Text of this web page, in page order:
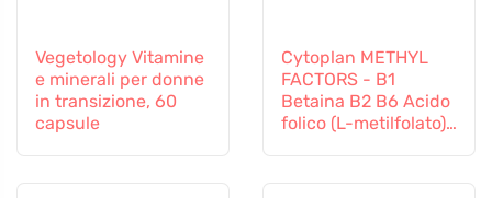
Vegetology Vitamine
e minerali per donne
in transizione, 60
capsule
Cytoplan METHYL
FACTORS - B1
Betaina B2 B6 Acido
folico (L-metilfolato)